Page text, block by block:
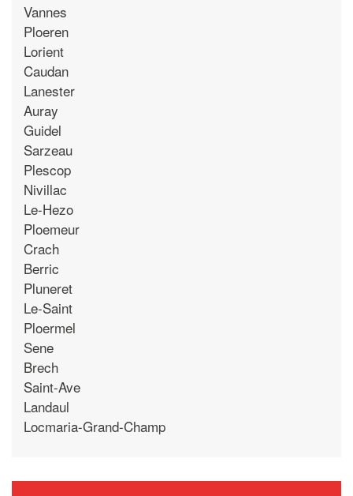
Vannes
Ploeren
Lorient
Caudan
Lanester
Auray
Guidel
Sarzeau
Plescop
Nivillac
Le-Hezo
Ploemeur
Crach
Berric
Pluneret
Le-Saint
Ploermel
Sene
Brech
Saint-Ave
Landaul
Locmaria-Grand-Champ